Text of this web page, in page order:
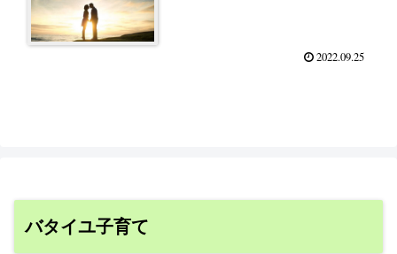
2022.09.25
バタイユ子育て